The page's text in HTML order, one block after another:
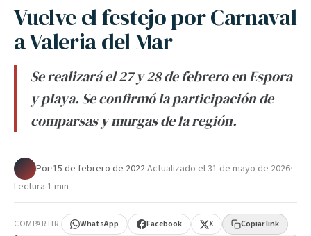
Vuelve el festejo por Carnaval
a Valeria del Mar
Se realizará el 27 y 28 de febrero en Espora
y playa. Se confirmó la participación de
comparsas y murgas de la región.
Por·15 de febrero de 2022·Actualizado el31 de mayo de 2026·
Lectura 1 min
COMPARTIR WhatsApp Facebook X Copiar link